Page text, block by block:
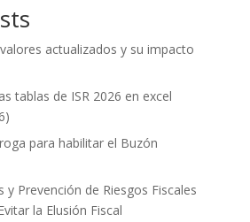
actualizados y su impacto
tablas de ISR 2026 en excel
para habilitar el Buzón
y Prevención de Riesgos Fiscales
la Elusión Fiscal